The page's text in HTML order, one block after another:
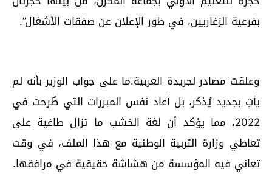
بفرعية الزغاريين، في طور الإعلان عن صفقات الأشغال”.
وعلقت مصادر لجريدة العربية.ما على جواب الوزير بأنه لم
يأتِ بجديد يُذكر، بل أعاد نفس المبررات التي طُرحت في
2022، مما يؤكد أن لغة الخشب ما تزال طاغية على
تعاطي وزارة التربية الوطنية مع هذا الملف، في وقت
تعاني فيه المؤسسة من هشاشة حقيقية في مرافقها.